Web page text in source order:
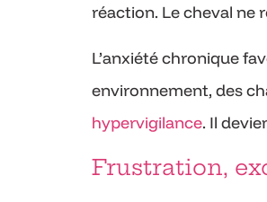
réaction. Le cheval ne
L’anxiété chronique
environnement, des
hypervigilance. Il
Frustration,